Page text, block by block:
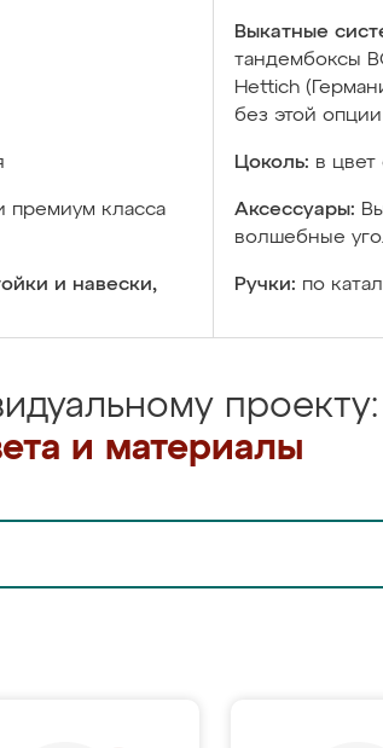
Выкатные
тандембоксы
Hettich
без этой опции
Цоколь: в цвет
премиум класса
Аксессуары:
волшебные
и навески,
Ручки: по
проекту:
и материалы